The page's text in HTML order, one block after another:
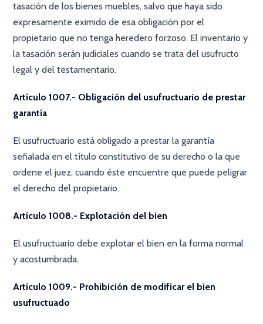
tasación de los bienes muebles, salvo que haya sido
expresamente eximido de esa obligación por el
propietario que no tenga heredero forzoso. El inventario y
la tasación serán judiciales cuando se trata del usufructo
legal y del testamentario.
Artículo 1007.- Obligación del usufructuario de prestar
garantía
El usufructuario está obligado a prestar la garantía
señalada en el título constitutivo de su derecho o la que
ordene el juez, cuando éste encuentre que puede peligrar
el derecho del propietario.
Artículo 1008.- Explotación del bien
El usufructuario debe explotar el bien en la forma normal
y acostumbrada.
Artículo 1009.- Prohibición de modificar el bien
usufructuado